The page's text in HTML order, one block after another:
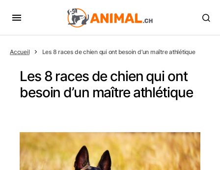
Accueil Les 8 races de chien qui ont besoin d’un maître athlétique
Les 8 races de chien qui ont
besoin d’un maître athlétique